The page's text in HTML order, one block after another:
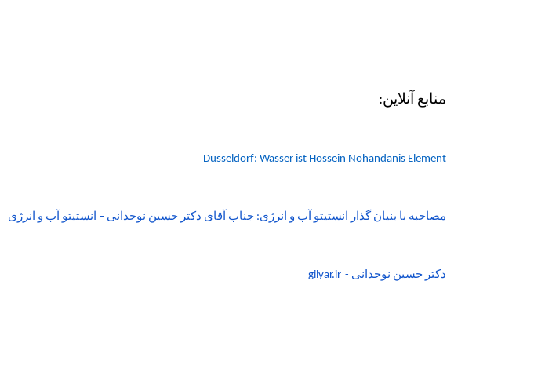
منابع آنلاين:
Düsseldorf: Wasser ist Hossein Nohandanis Element
مصاحبه با بنیان گذار انستیتو آب و انرژی: جناب آقای دکتر حسین نوحدانی – انستیتو آب و انرژی
دکتر حسین نوحدانی - gilyar.ir